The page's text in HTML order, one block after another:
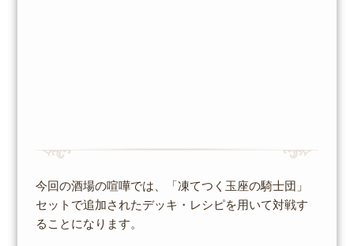
今回の酒場の喧嘩では、「凍てつく玉座の騎士団」
セットで追加されたデッキ・レシピを用いて対戦す
ることになります。